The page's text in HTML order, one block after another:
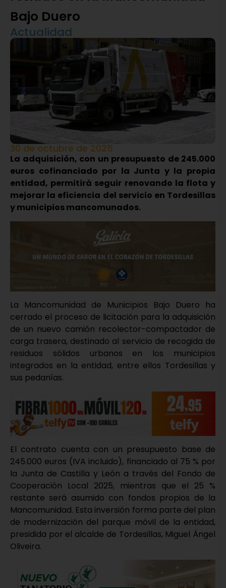
Bajo Duero
Actualidad
30 de octubre de 2025
La adquisición, con un presupuesto de 245.000
euros cofinanciado por la Junta y la propia
entidad, permitirá seguir renovando la flota y
mejorar la eficiencia del servicio en Tordesillas
y municipios mancomunados.
La Mancomunidad de Municipios Bajo Duero ha
cerrado el proceso de licitación para la adquisición
de un nuevo camión recolector-compactador de
carga trasera, destinado al servicio de recogida de
residuos sólidos urbanos en los municipios
integrados en la entidad, entre ellos Tordesillas y
sus pedanías.
El contrato cuenta con un presupuesto base de
245.000 euros (IVA incluido), financiado al 75 % por
la Junta de Castilla y León a través del Fondo de
Cooperación Local 2025, mientras que el 25 %
restante será asumido con fondos propios de la
Mancomunidad. Esta inversión forma parte del plan
de modernización del parque móvil de la entidad,
presidida por el alcalde de Tordesillas, Miguel Ángel
Oliveira.